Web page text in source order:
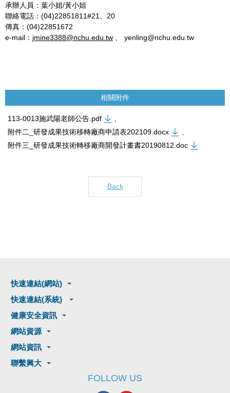
承辦人員：葉小姐/黃小姐
聯絡電話：(04)22851811#21、20
傳真：(04)22851672
e-mail： jmine3388@nchu.edu.tw 、 yenling@nchu.edu.tw
相關附件
113-0013施武陽老師公告.pdf
附件二_研發成果技術移轉廠商申請表202109.docx
附件三_研發成果技術轉移廠商開發計畫書20190812.doc
Back
快速連結(網站)
快速連結(系統)
健康安全資訊
網站資源
網站資訊
聯繫興大
FOLLOW US